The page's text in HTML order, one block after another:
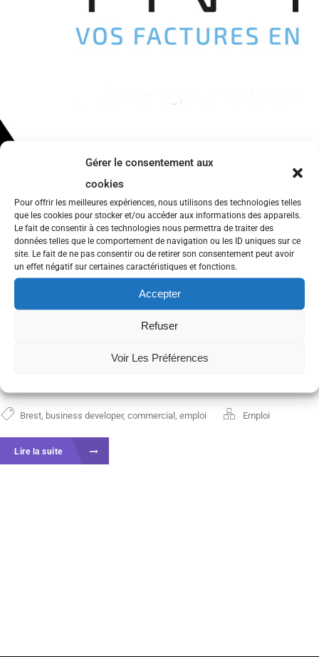
Gérer le consentement aux
cookies
Pour offrir les meilleures expériences, nous utilisons des technologies telles
que les cookies pour stocker et/ou accéder aux informations des appareils.
Le fait de consentir à ces technologies nous permettra de traiter des
données telles que le comportement de navigation ou les ID uniques sur ce
site. Le fait de ne pas consentir ou de retirer son consentement peut avoir
un effet négatif sur certaines caractéristiques et fonctions.
Accepter
Refuser
Voir Les Préférences
INTIA recrute un responsable du
développement commercial
INTIA recherche un(e) Responsable du
Développement Commercial. Qui est INTIA ? INTIA
est une startup Brestoise née en 2014. INTIA édite
une solution innovante de Devis / Factures. Chez
INTIA, nous croyons que tous les professionnels
Brest business developer, commercial emploi Emploi
Lire la suite